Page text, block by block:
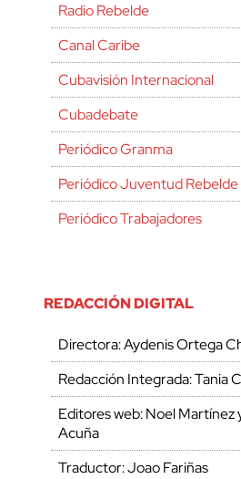
Radio Rebelde
Canal Caribe
Cubavisión Internacional
Cubadebate
Periódico Granma
Periódico Juventud Rebelde
Periódico Trabajadores
REDACCIÓN DIGITAL
Directora: Aydenis Ortega
Redacción Integrada: Tania
Editores web: Noel Martínez
Acuña
Traductor: Joao Fariñas